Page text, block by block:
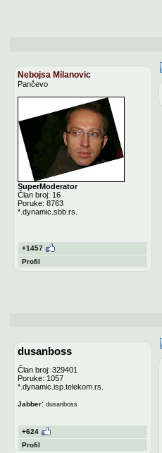
Nebojsa Milanovic
Pančevo
SuperModerator
Član broj: 16
Poruke: 8763
*.dynamic.sbb.rs.
+1457
Profil
dusanboss
Član broj: 329401
Poruke: 1057
*.dynamic.isp.telekom.rs.
Jabber: dusanboss
+624
Profil